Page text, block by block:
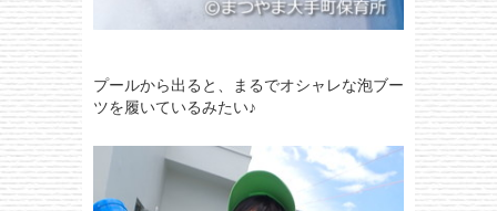
プールから出ると、まるでオシャレな泡ブー
ツを履いているみたい♪